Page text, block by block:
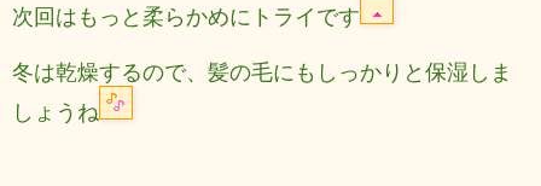
次回はもっと柔らかめにトライです
冬は乾燥するので、髪の毛にもしっかりと保湿しま
しょうね